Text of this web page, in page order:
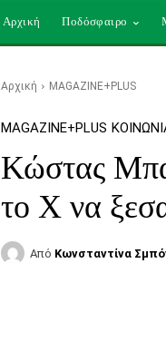
Αρχική Ποδόσφαιρο
Αρχική MAGAZINE+PLUS
MAGAZINE+PLUS
Κώστας
το Χ να
Από Κωνσταντίνα